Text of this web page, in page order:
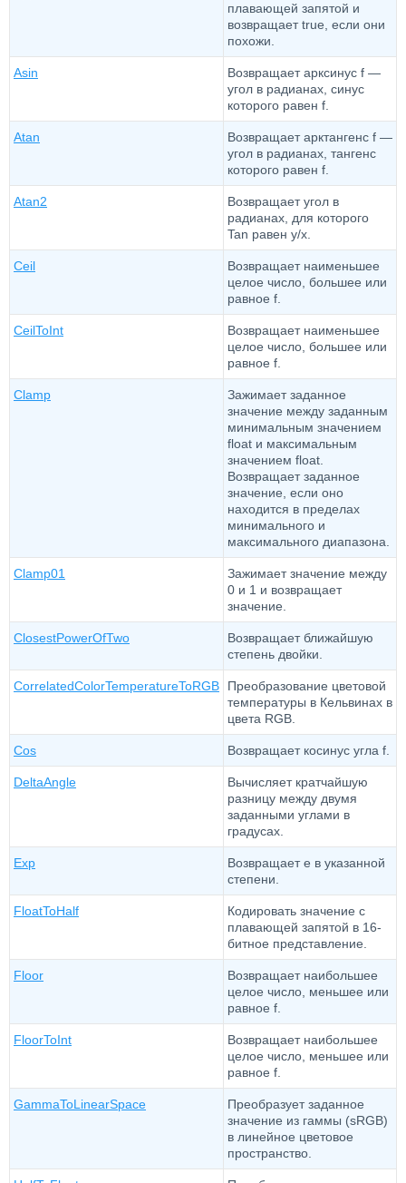
плавающей запятой и
возвращает true, если они
похожи.
Asin
Возвращает арксинус f —
угол в радианах, синус
которого равен f.
Atan
Возвращает арктангенс f —
угол в радианах, тангенс
которого равен f.
Atan2
Возвращает угол в
радианах, для которого
Tan равен y/x.
Ceil
Возвращает наименьшее
целое число, большее или
равное f.
CeilToInt
Возвращает наименьшее
целое число, большее или
равное f.
Clamp
Зажимает заданное
значение между заданным
минимальным значением
float и максимальным
значением float.
Возвращает заданное
значение, если оно
находится в пределах
минимального и
максимального диапазона.
Clamp01
Зажимает значение между
0 и 1 и возвращает
значение.
ClosestPowerOfTwo
Возвращает ближайшую
степень двойки.
CorrelatedColorTemperatureToRGB
Преобразование цветовой
температуры в Кельвинах в
цвета RGB.
Cos Возвращает косинус угла f.
DeltaAngle
Вычисляет кратчайшую
разницу между двумя
заданными углами в
градусах.
Exp
Возвращает e в указанной
степени.
FloatToHalf
Кодировать значение с
плавающей запятой в 16-
битное представление.
Floor
Возвращает наибольшее
целое число, меньшее или
равное f.
FloorToInt
Возвращает наибольшее
целое число, меньшее или
равное f.
GammaToLinearSpace
Преобразует заданное
значение из гаммы (sRGB)
в линейное цветовое
пространство.